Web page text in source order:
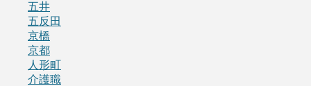
五井
五反田
京橋
京都
人形町
介護職